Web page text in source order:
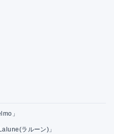
」
ラルーン)」